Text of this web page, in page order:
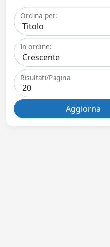
Ordina per:
In ordine:
Risultati/Pagina